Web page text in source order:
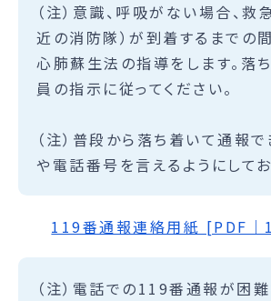
（注）意識、呼吸がない場合、救
近の消防隊）が到着するまでの
心肺蘇生法の指導をします。落
員の指示に従ってください。
（注）普段から落ち着いて通報
や電話番号を言えるようにして
119番通報連絡用紙 [PDF
（注）電話での119番通報が困